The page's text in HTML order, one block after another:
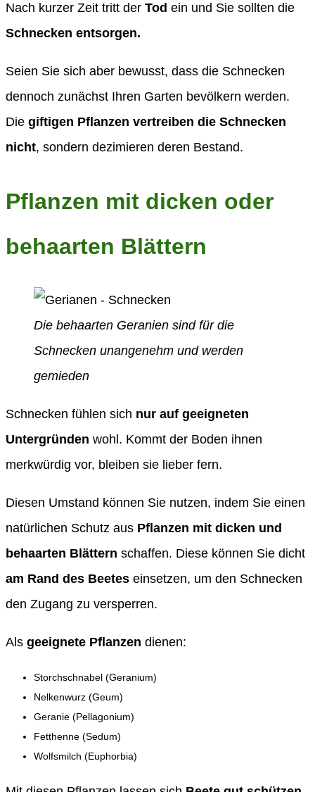
Nach kurzer Zeit tritt der Tod ein und Sie sollten die
Schnecken entsorgen.
Seien Sie sich aber bewusst, dass die Schnecken
dennoch zunächst Ihren Garten bevölkern werden.
Die giftigen Pflanzen vertreiben die Schnecken
nicht, sondern dezimieren deren Bestand.
Pflanzen mit dicken oder
behaarten Blättern
Die behaarten Geranien sind für die
Schnecken unangenehm und werden
gemieden
Schnecken fühlen sich nur auf geeigneten
Untergründen wohl. Kommt der Boden ihnen
merkwürdig vor, bleiben sie lieber fern.
Diesen Umstand können Sie nutzen, indem Sie einen
natürlichen Schutz aus Pflanzen mit dicken und
behaarten Blättern schaffen. Diese können Sie dicht
am Rand des Beetes einsetzen, um den Schnecken
den Zugang zu versperren.
Als geeignete Pflanzen dienen:
Storchschnabel (Geranium)
Nelkenwurz (Geum)
Geranie (Pellagonium)
Fetthenne (Sedum)
Wolfsmilch (Euphorbia)